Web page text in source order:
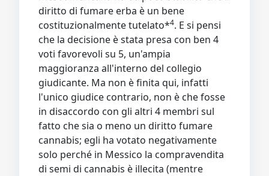
diritto di fumare erba è un bene
costituzionalmente tutelato*4. E si pensi
che la decisione è stata presa con ben 4
voti favorevoli su 5, un'ampia
maggioranza all'interno del collegio
giudicante. Ma non è finita qui, infatti
l'unico giudice contrario, non è che fosse
in disaccordo con gli altri 4 membri sul
fatto che sia o meno un diritto fumare
cannabis; egli ha votato negativamente
solo perché in Messico la compravendita
di semi di cannabis è illecita (mentre